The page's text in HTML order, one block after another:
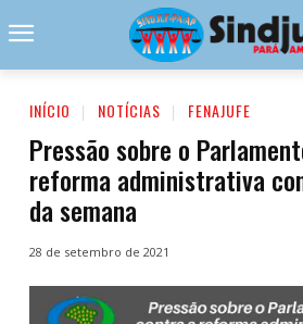
INÍCIO NOTÍCIAS FENAJUFE
Pressão sobre o
reforma administrativa
da semana
28 de setembro de 2021